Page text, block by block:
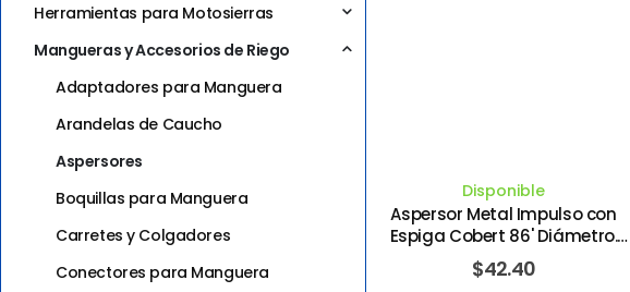
Disponible
Aspersor Metal Impulso con
Espiga Cobert 86' Diámetro.
GILMOUR MFG
$42.40
Herramientas para Motosierras
Mangueras y Accesorios de Riego
Adaptadores para Manguera
Arandelas de Caucho
Aspersores
Boquillas para Manguera
Carretes y Colgadores
Conectores para Manguera